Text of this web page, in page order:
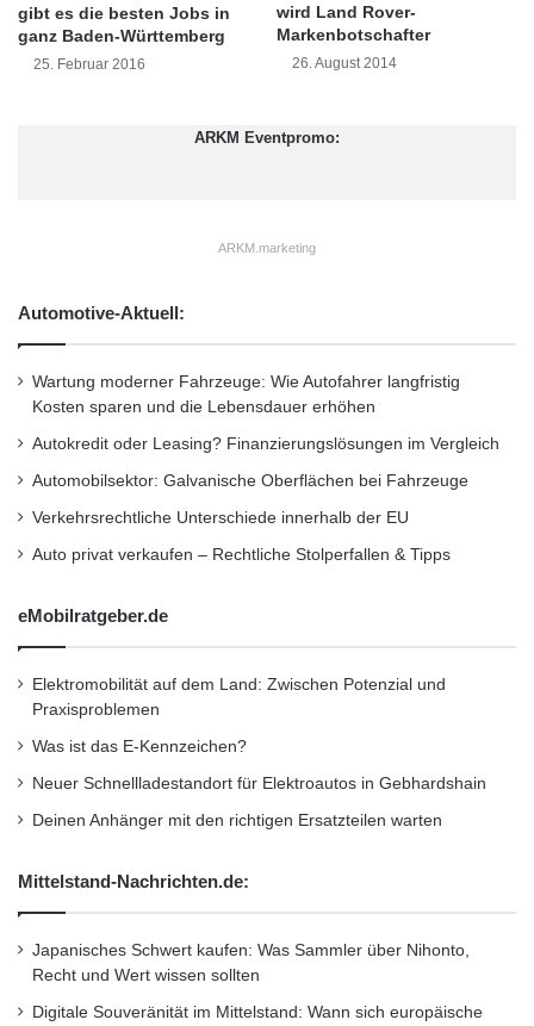
betreuen gleich mehrere Car-Sharing-
Mietwagen
Bei Budget, Hertz und Sixt heißt es: Service
wird hier groß geschrieben. Mit einer
sich diese von Mitstreitern wie Avis, enterprise
oder Dollar ab. Im direkten Vergleich lässt
einen Berater warten. Bei Dollar gibt es
Angestellte und mangelhafte
Deutschkenntnisse. Schlusslicht in der
Service-Kategorie ist Caro: Der durchaus
hilfreichen Beratung stand ein unfreundlicher
Service gegenüber.
Kfz-Haftpflicht
Die Unterschiede zwischen den einzelnen
gibt es die besten Jobs in
ganz Baden-Württemberg
25. Februar 2016
wird Land Rover-
Markenbotschafter
26. August 2014
ARKM Eventpromo:
ARKM.marketing
Automotive-Aktuell:
Wartung moderner Fahrzeuge: Wie Autofahrer langfristig
Kosten sparen und die Lebensdauer erhöhen
Autokredit oder Leasing? Finanzierungslösungen im Vergleich
Automobilsektor: Galvanische Oberflächen bei Fahrzeuge
Verkehrsrechtliche Unterschiede innerhalb der EU
Auto privat verkaufen – Rechtliche Stolperfallen & Tipps
eMobilratgeber.de
Elektromobilität auf dem Land: Zwischen Potenzial und
Praxisproblemen
Was ist das E-Kennzeichen?
Neuer Schnellladestandort für Elektroautos in Gebhardshain
Deinen Anhänger mit den richtigen Ersatzteilen warten
Mittelstand-Nachrichten.de:
Japanisches Schwert kaufen: Was Sammler über Nihonto,
Recht und Wert wissen sollten
Digitale Souveränität im Mittelstand: Wann sich europäische